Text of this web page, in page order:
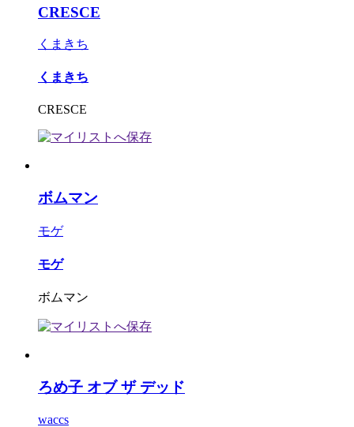
CRESCE
くまきち
くまきち
CRESCE
ボムマン
モゲ
モゲ
ボムマン
ろめ子 オブ ザ デッド
waccs